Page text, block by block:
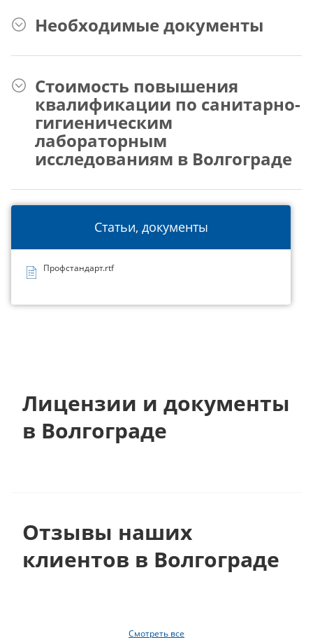
Статьи, документы
Профстандарт.rtf
Необходимые документы
Стоимость повышения
квалификации по санитарно-
гигиеническим
лабораторным
исследованиям в Волгограде
Лицензии и документы
в Волгограде
Отзывы наших
клиентов в Волгограде
Смотреть все